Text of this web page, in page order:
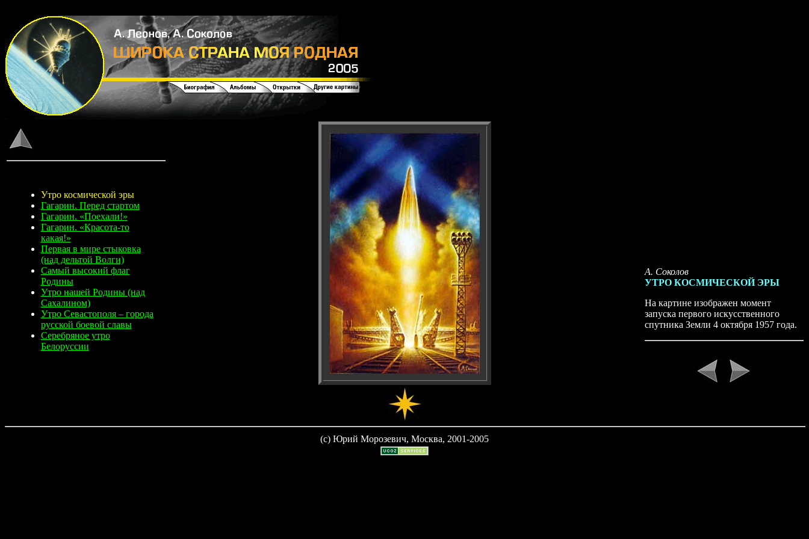
Утро космической эры
Гагарин. Перед стартом
Гагарин. «Поехали!»
Гагарин. «Красота-то
какая!»
Первая в мире стыковка
(над дельтой Волги)
Самый высокий флаг
Родины
Утро нашей Родины (над
Сахалином)
Утро Севастополя – города
русской боевой славы
Серебряное утро
Белоруссии
А. Соколов
УТРО КОСМИЧЕСКОЙ ЭРЫ
На картине изображен момент
запуска первого искусственного
спутника Земли 4 октября 1957 года.
(c) Юрий Морозевич, Москва, 2001-2005